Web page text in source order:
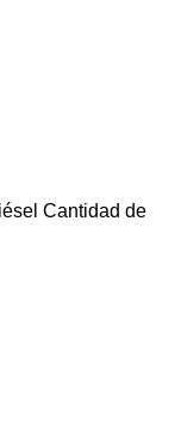
Cantidad de